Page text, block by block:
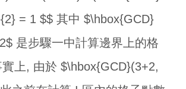
= 1 $$ 其中 $\hbox{GCD}
是步驟一中計算邊界上的格
上, 由於 $\hbox{GCD}(3+2,